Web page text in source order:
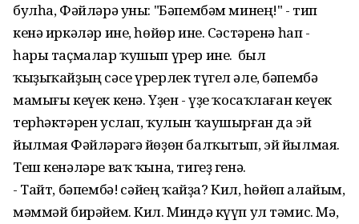
булһа, Фәйләрә уны: "Бәпембәм минең!" - тип
кенә иркәләр ине, һөйөр ине. Сәстәренә һап -
һары таҫмалар ҡушып үрер ине. Ә был
ҡыҙыҡайҙың сәсе үрерлек түгел әле, бәпембә
мамығы кеүек кенә. Үҙен - үҙе ҡосаҡлаған кеүек
терһәктәрен услап, ҡулын ҡаушырған да эй
йылмая Фәйләрәгә йөҙөн балҡытып, эй йылмая.
Теш кенәләре ваҡ ҡына, тигеҙ генә.
- Тайт, бәпембә! Әсәйең ҡайҙа? Кил, һөйөп алайым,
мәммәй бирәйем. Кил. Миндә күүп ул тәмис. Мә,